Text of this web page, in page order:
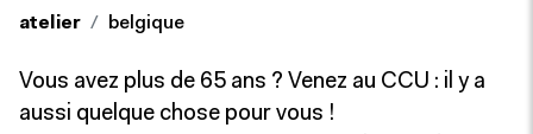
atelier belgique
Vous avez plus de 65 ans ? Venez au CCU : il y a
aussi quelque chose pour vous !